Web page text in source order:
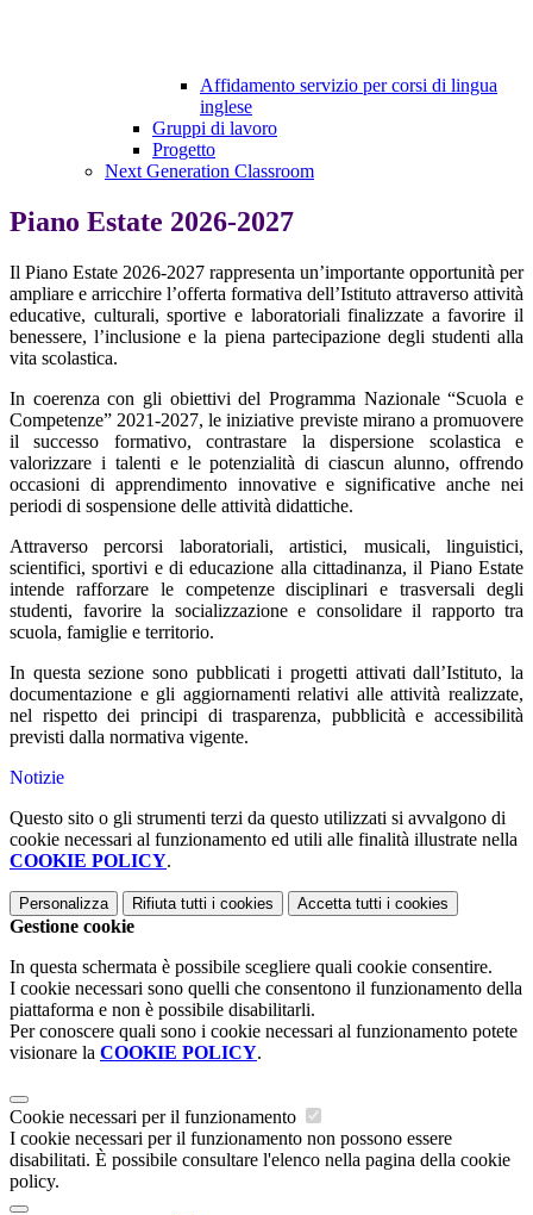
Affidamento servizio per corsi di lingua
inglese
Gruppi di lavoro
Progetto
Next Generation Classroom
Piano Estate 2026-2027
Il Piano Estate 2026-2027 rappresenta un’importante opportunità per
ampliare e arricchire l’offerta formativa dell’Istituto attraverso attività
educative, culturali, sportive e laboratoriali finalizzate a favorire il
benessere, l’inclusione e la piena partecipazione degli studenti alla
vita scolastica.
In coerenza con gli obiettivi del Programma Nazionale “Scuola e
Competenze” 2021-2027, le iniziative previste mirano a promuovere
il successo formativo, contrastare la dispersione scolastica e
valorizzare i talenti e le potenzialità di ciascun alunno, offrendo
occasioni di apprendimento innovative e significative anche nei
periodi di sospensione delle attività didattiche.
Attraverso percorsi laboratoriali, artistici, musicali, linguistici,
scientifici, sportivi e di educazione alla cittadinanza, il Piano Estate
intende rafforzare le competenze disciplinari e trasversali degli
studenti, favorire la socializzazione e consolidare il rapporto tra
scuola, famiglie e territorio.
In questa sezione sono pubblicati i progetti attivati dall’Istituto, la
documentazione e gli aggiornamenti relativi alle attività realizzate,
nel rispetto dei principi di trasparenza, pubblicità e accessibilità
previsti dalla normativa vigente.
Notizie
Questo sito o gli strumenti terzi da questo utilizzati si avvalgono di
cookie necessari al funzionamento ed utili alle finalità illustrate nella
COOKIE POLICY.
Personalizza Rifiuta tutti i cookies Accetta tutti i cookies
Gestione cookie
In questa schermata è possibile scegliere quali cookie consentire.
I cookie necessari sono quelli che consentono il funzionamento della
piattaforma e non è possibile disabilitarli.
Per conoscere quali sono i cookie necessari al funzionamento potete
visionare la COOKIE POLICY.
Cookie necessari per il funzionamento
I cookie necessari per il funzionamento non possono essere
disabilitati. È possibile consultare l'elenco nella pagina della cookie
policy.